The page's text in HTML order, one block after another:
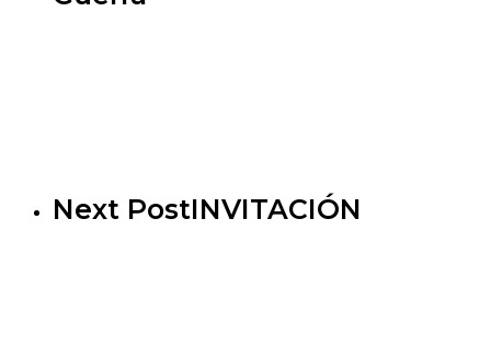
Next PostINVITACIÓN